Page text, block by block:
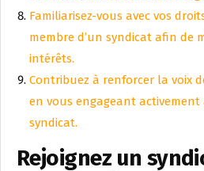
Familiarisez-vous avec vos
membre d’un syndicat afin de
intérêts.
Contribuez à renforcer la voix
en vous engageant activement
syndicat.
Rejoignez un